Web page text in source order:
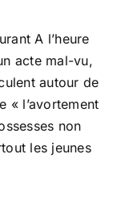
A l’heure
acte mal-vu,
autour de
« l’avortement
non
les jeunes